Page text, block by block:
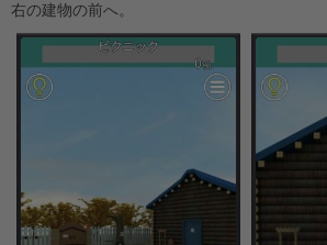
右の建物の前へ。